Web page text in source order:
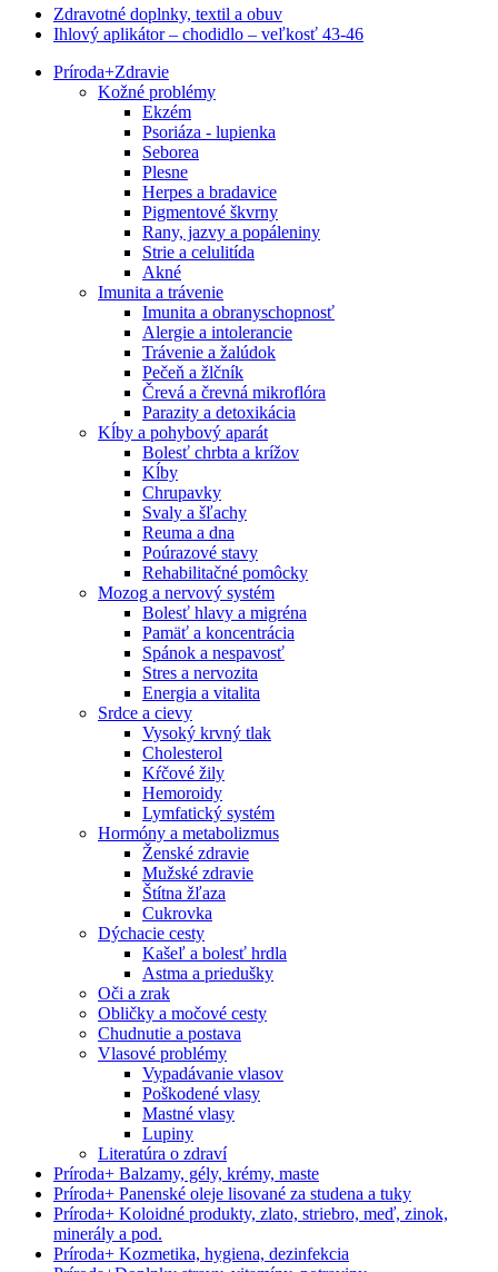
Zdravotné doplnky, textil a obuv
Ihlový aplikátor – chodidlo – veľkosť 43-46
Príroda+Zdravie
Kožné problémy
Ekzém
Psoriáza - lupienka
Seborea
Plesne
Herpes a bradavice
Pigmentové škvrny
Rany, jazvy a popáleniny
Strie a celulitída
Akné
Imunita a trávenie
Imunita a obranyschopnosť
Alergie a intolerancie
Trávenie a žalúdok
Pečeň a žlčník
Črevá a črevná mikroflóra
Parazity a detoxikácia
Kĺby a pohybový aparát
Bolesť chrbta a krížov
Kĺby
Chrupavky
Svaly a šľachy
Reuma a dna
Poúrazové stavy
Rehabilitačné pomôcky
Mozog a nervový systém
Bolesť hlavy a migréna
Pamäť a koncentrácia
Spánok a nespavosť
Stres a nervozita
Energia a vitalita
Srdce a cievy
Vysoký krvný tlak
Cholesterol
Kŕčové žily
Hemoroidy
Lymfatický systém
Hormóny a metabolizmus
Ženské zdravie
Mužské zdravie
Štítna žľaza
Cukrovka
Dýchacie cesty
Kašeľ a bolesť hrdla
Astma a priedušky
Oči a zrak
Obličky a močové cesty
Chudnutie a postava
Vlasové problémy
Vypadávanie vlasov
Poškodené vlasy
Mastné vlasy
Lupiny
Literatúra o zdraví
Príroda+ Balzamy, gély, krémy, maste
Príroda+ Panenské oleje lisované za studena a tuky
Príroda+ Koloidné produkty, zlato, striebro, meď, zinok,
minerály a pod.
Príroda+ Kozmetika, hygiena, dezinfekcia